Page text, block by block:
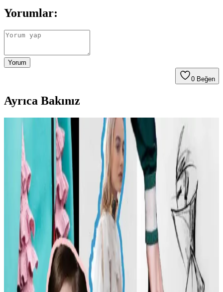
Yorumlar:
Yorum
0 Beğen
Ayrıca Bakınız
Carolyn Bessette Kennedy Stili ve 90'lar
Minimalizminin Günümüzdeki Yansımaları
Carolyn Bessette Kennedy'nin 90'lar minimalizmini yansıtan stili,
fiziksel özelliklere dayalı popülerliği ve aşırı yüceltilmesiyle
tartışılıyor. Günümüzde moda daha fazla bireysellik ve çeşitlilik
arıyor.
Günlük Moda Soruları ve Stil Önerileri: Vücut
Tipine Uygun Kombinasyonlar ve Ayakkabı Seçimi
Moda ve stil, kişisel tercihlere göre şekillenir. Vücut tipine uygun
kıyafet seçimi, günlük kombin önerileri ve rahat ayakkabı
markalarıyla şıklığı yakalayın. İkinci el lüks ürün alımında dikkat
edilmesi gerekenler burada.
Kadın Modasında Beden Tipi, Sürdürülebilirlik ve